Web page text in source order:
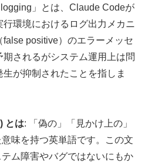
logging」とは、Claude Codeが
環境におけるログ出力メカニ
positive）のエラーメッセ
されるがシステム運用上は問
が抑制されたことを指しま
とは: 「偽の」「見かけ上の」
意味を持つ英単語です。この文
ム障害やバグではないにもか